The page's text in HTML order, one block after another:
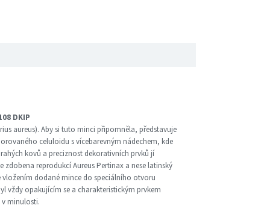
DKIP
aureus). Aby si tuto minci připomněla, představuje
celuloidu s vícebarevným nádechem, kde
kovů a preciznost dekorativních prvků jí
reprodukcí Aureus Pertinax a nese latinský
vložením dodané mince do speciálního otvoru
vždy opakujícím se a charakteristickým prvkem
minulosti.